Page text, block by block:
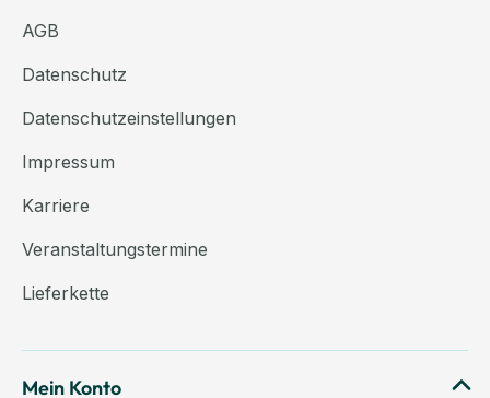
AGB
Datenschutz
Datenschutzeinstellungen
Impressum
Karriere
Veranstaltungstermine
Lieferkette
Mein Konto